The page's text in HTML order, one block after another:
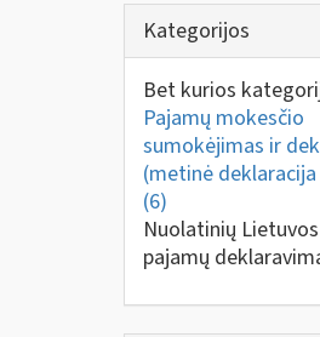
Kategorijos
Bet kurios
Pajamų mokesčio
sumokėjimas ir
(metinė deklaracija
(6)
Nuolatinių
pajamų